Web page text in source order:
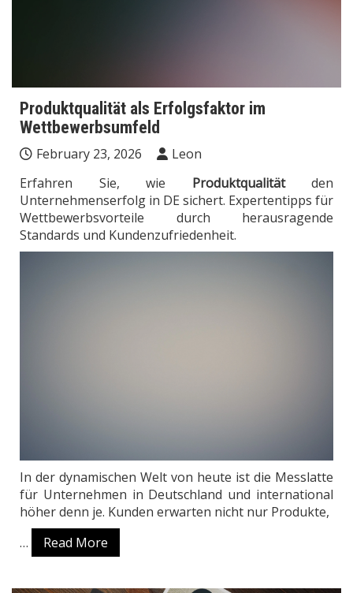
Produktqualität als Erfolgsfaktor im
Wettbewerbsumfeld
February 23, 2026
Leon
Erfahren Sie, wie Produktqualitätden
Unternehmenserfolg in DE sichert. Expertentipps für
Wettbewerbsvorteile durch herausragende
Standards und Kundenzufriedenheit.
In der dynamischen Welt von heute ist die Messlatte
für Unternehmen in Deutschland und international
höher denn je. Kunden erwarten nicht nur Produkte,
…
Read More